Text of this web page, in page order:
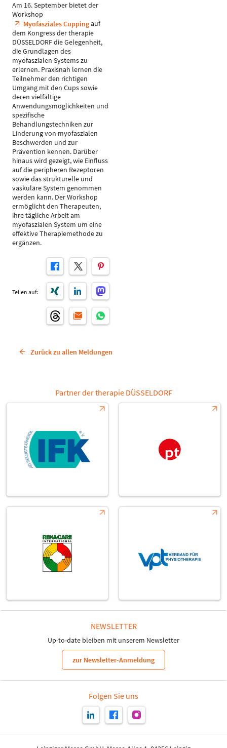
Am 16. September bietet der
Workshop
Myofasziales Cuppingauf
dem Kongress der therapie
DÜSSELDORF die Gelegenheit,
die Grundlagen des
myofaszialen Systems zu
erlernen. Praxisnah lernen die
Teilnehmer den richtigen
Umgang mit den Cups sowie
deren vielfältige
Anwendungsmöglichkeiten und
spezifische
Behandlungstechniken zur
Linderung von myofaszialen
Beschwerden und zur
Prävention kennen. Darüber
hinaus wird gezeigt, wie Einfluss
auf die peripheren Rezeptoren
sowie das strukturelle und
vaskuläre System genommen
werden kann. Der Workshop
ermöglicht den Therapeuten,
ihre tägliche Arbeit am
myofaszialen System um eine
effektive Therapiemethode zu
ergänzen.
Teilen auf:
Zurück zu allen Meldungen
Partner der therapie DÜSSELDORF
NEWSLETTER
Up-to-date bleiben mit unserem Newsletter
zur Newsletter-Anmeldung
Folgen Sie uns